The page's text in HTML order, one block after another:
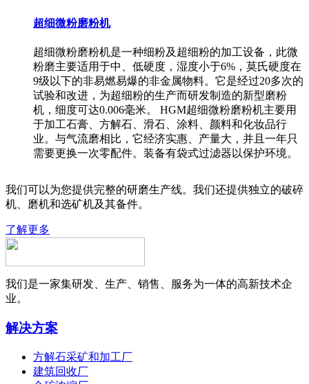
超细微粉磨粉机
超细微粉磨粉机是一种细粉及超细粉的加工设备，此微
粉磨主要适用于中、低硬度，湿度小于6%，莫氏硬度在
9级以下的非易燃易爆的非金属物料。它是经过20多次的
试验和改进，为超细粉的生产而研发制造的新型磨粉
机，细度可达0.006毫米。 HGM超细微粉磨粉机主要用
于加工石膏、方解石、滑石、涂料、颜料和化妆品行
业。与气流磨相比，它经济实惠、产量大，并且一年只
需要更换一次零配件。装备有袋式过滤器以保护环境。
我们可以为您提供完整的研磨生产线。我们还提供独立的破碎
机、磨机和选矿机及其备件。
了解更多
我们是一家集研发、生产、销售、服务为一体的高新技术企
业。
解决方案
方解石采矿和加工厂
建筑回收厂